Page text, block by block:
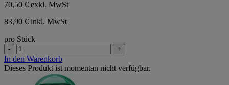
70,50 € exkl. MwSt
83,90 € inkl. MwSt
pro Stück
- +
In den Warenkorb
Dieses Produkt ist momentan nicht verfügbar.